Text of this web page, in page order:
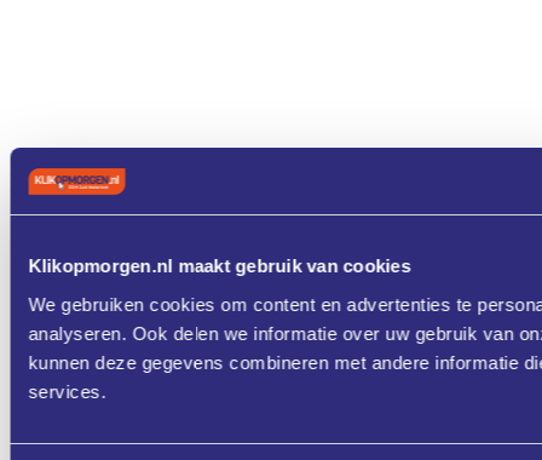
Klikopmorgen.nl maakt gebruik van cookies
We gebruiken cookies om content en advertenties te
analyseren. Ook delen we informatie over uw gebruik van
kunnen deze gegevens combineren met andere informatie
services.